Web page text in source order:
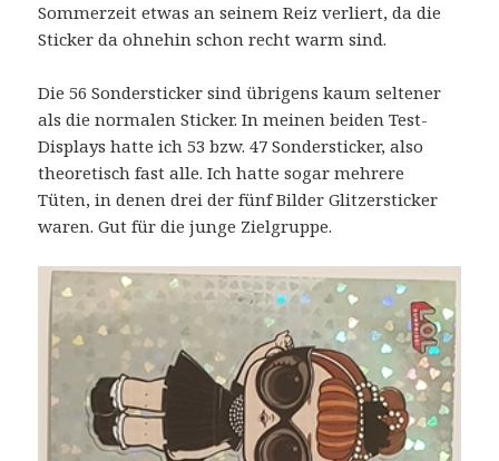
Sommerzeit etwas an seinem Reiz verliert, da die
Sticker da ohnehin schon recht warm sind.
Die 56 Sondersticker sind übrigens kaum seltener
als die normalen Sticker. In meinen beiden Test-
Displays hatte ich 53 bzw. 47 Sondersticker, also
theoretisch fast alle. Ich hatte sogar mehrere
Tüten, in denen drei der fünf Bilder Glitzersticker
waren. Gut für die junge Zielgruppe.